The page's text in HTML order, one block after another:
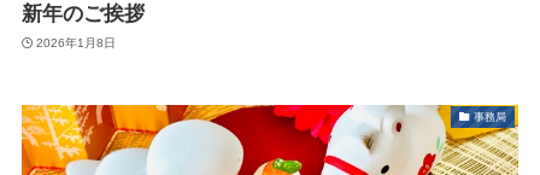
新年のご挨拶
2026年1月8日
事務局